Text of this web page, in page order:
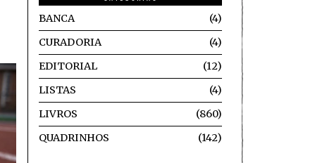
BANCA
4
CURADORIA
4
EDITORIAL
12
LISTAS
4
LIVROS
860
QUADRINHOS
142